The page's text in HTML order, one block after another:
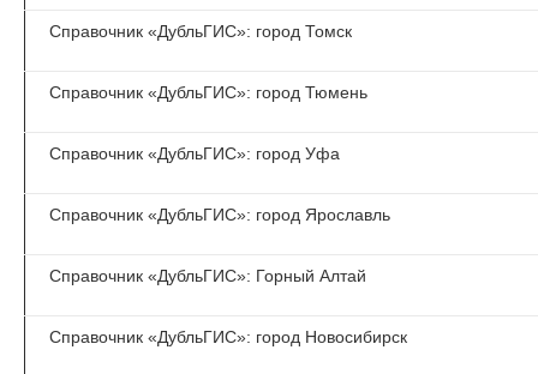
Справочник «ДубльГИС»: город Томск
Справочник «ДубльГИС»: город Тюмень
Справочник «ДубльГИС»: город Уфа
Справочник «ДубльГИС»: город Ярославль
Справочник «ДубльГИС»: Горный Алтай
Справочник «ДубльГИС»: город Новосибирск